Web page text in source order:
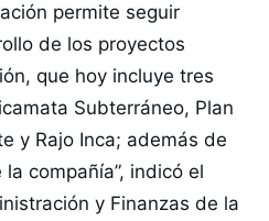
permite seguir
de los proyectos
que hoy incluye tres
Subterráneo, Plan
y Rajo Inca; además de
compañía”, indicó el
y Finanzas de la